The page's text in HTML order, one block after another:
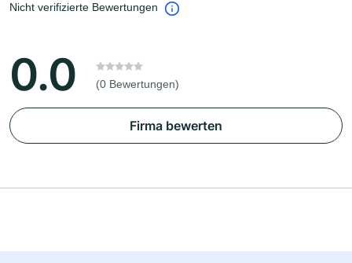
Nicht verifizierte Bewertungen
0.0 (0 Bewertungen)
Firma bewerten